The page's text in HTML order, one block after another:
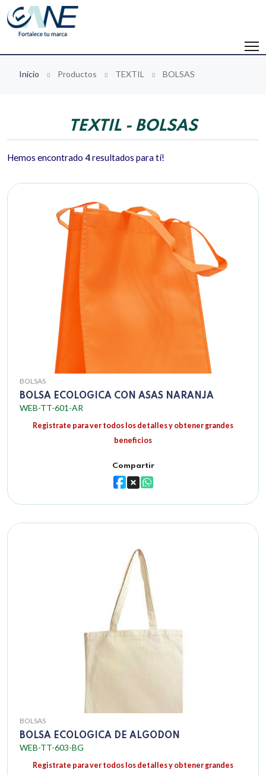
Inicio Productos TEXTIL BOLSAS
TEXTIL - BOLSAS
Hemos encontrado 4resultados para tí!
BOLSAS
BOLSA ECOLOGICA CON ASAS NARANJA
WEB-TT-601-AR
Registrate para ver todos los detalles y obtener grandes
beneficios
Compartir
BOLSAS
BOLSA ECOLOGICA DE ALGODON
WEB-TT-603-BG
Registrate para ver todos los detalles y obtener grandes